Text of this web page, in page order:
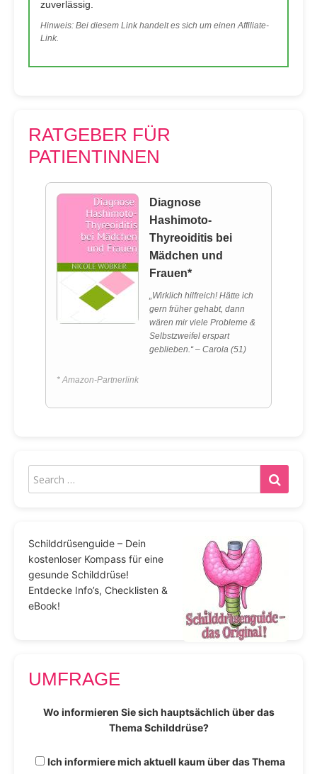
zuverlässig.
Hinweis: Bei diesem Link handelt es sich um einen Affiliate-
Link.
RATGEBER FÜR
PATIENTINNEN
Diagnose
Hashimoto-
Thyreoiditis bei
Mädchen und
Frauen*
„Wirklich hilfreich! Hätte ich
gern früher gehabt, dann
wären mir viele Probleme &
Selbstzweifel erspart
geblieben.“ – Carola (51)
* Amazon-Partnerlink
Schilddrüsenguide – Dein
kostenloser Kompass für eine
gesunde Schilddrüse!
Entdecke Info’s, Checklisten &
eBook!
UMFRAGE
Wo informieren Sie sich hauptsächlich über das
Thema Schilddrüse?
Ich informiere mich aktuell kaum über das Thema